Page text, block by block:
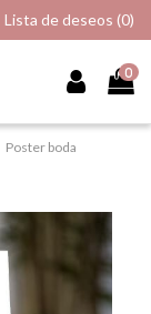
Lista de deseos (0)
0
Poster boda